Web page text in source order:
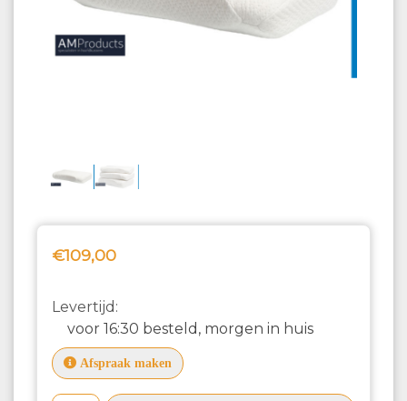
€109,00
Levertijd:
voor 16:30 besteld, morgen in huis
Afspraak maken